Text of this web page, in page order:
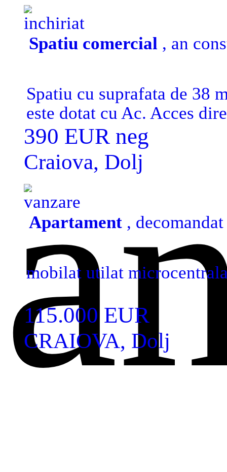
inchiriat
Spatiu comercial, an
Spatiu cu suprafata de 38
este dotat cu Ac. Acces
de intrarea in Piata
salon, sala gimnastica,
390 EUR neg
Craiova, Dolj
vanzare
Apartament, decomandat
mobilat utilat
115.000 EUR
CRAIOVA, Dolj